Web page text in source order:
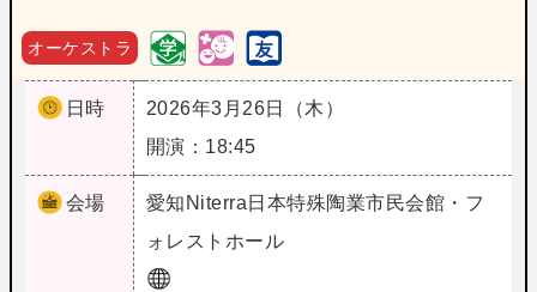
オーケストラ
日時
2026年3月26日（木）
開演：18:45
会場 愛知 Niterra日本特殊陶業市民会館・フ
ォレストホール